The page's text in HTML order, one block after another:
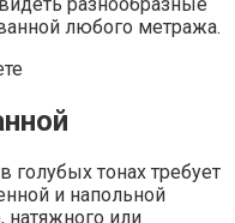
любого метража.
голубых тонах требует
и напольной
натяжного или